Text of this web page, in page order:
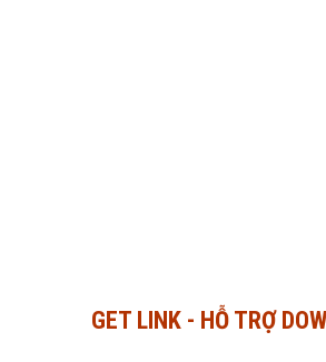
GET LINK - HỖ TRỢ